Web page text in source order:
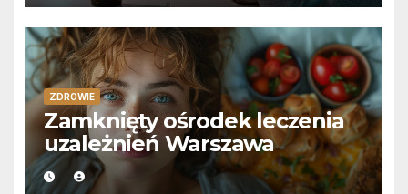
ZDROWIE
Zamknięty ośrodek leczenia
uzależnień Warszawa